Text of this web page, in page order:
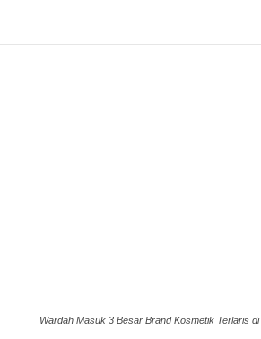
Wardah Masuk 3 Besar Brand Kosmetik Terlaris